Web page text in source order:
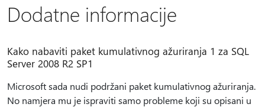
Dodatne informacije
Kako nabaviti paket kumulativnog ažuriranja 1 za SQL
Server 2008 R2 SP1
Microsoft sada nudi podržani paket kumulativnog ažuriranja.
No namjera mu je ispraviti samo probleme koji su opisani u